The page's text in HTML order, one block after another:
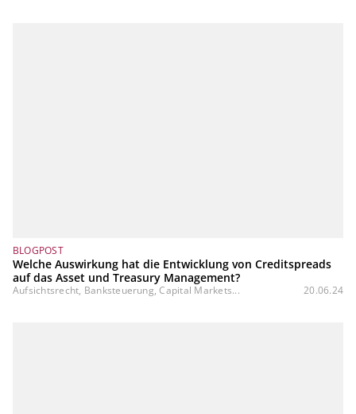
BLOGPOST
Welche Auswirkung hat die Entwicklung von Creditspreads
auf das Asset und Treasury Management?
Aufsichtsrecht, Banksteuerung, Capital Markets... 20.06.24